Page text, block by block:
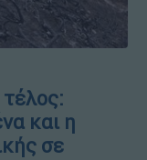
και η
σε